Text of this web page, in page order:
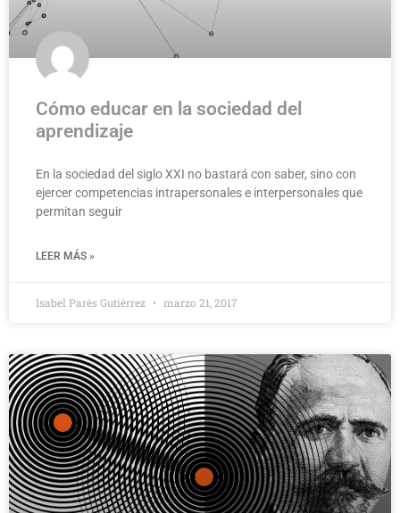
Cómo educar en la sociedad del
aprendizaje
En la sociedad del siglo XXI no bastará con saber, sino con
ejercer competencias intrapersonales e interpersonales que
permitan seguir
LEER MÁS »
Isabel Parés Gutiérrez marzo 21, 2017